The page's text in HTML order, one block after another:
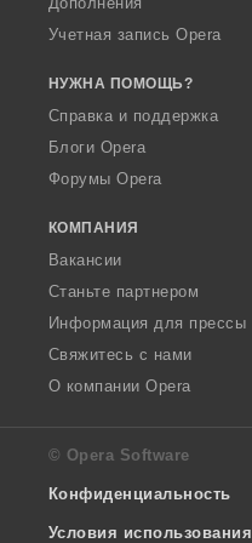
Учетная запись Opera
НУЖНА ПОМОЩЬ?
Справка и поддержка
Блоги Opera
Форумы Opera
КОМПАНИЯ
Вакансии
Станьте партнером
Информация для прессы
Свяжитесь с нами
О компании Opera
© Opera Software
Конфиденциальность
Условия использования